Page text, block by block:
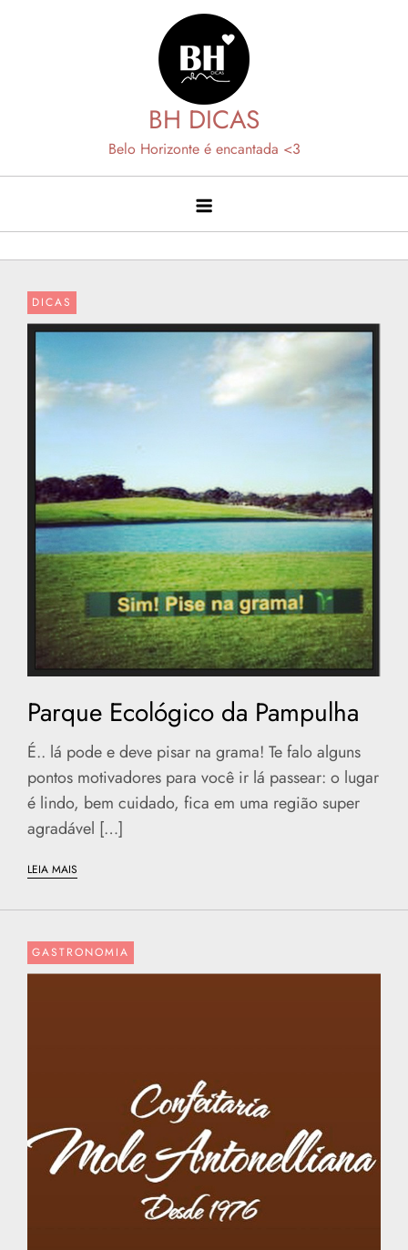
BH DICAS
Belo Horizonte é encantada <3
DICAS
Parque Ecológico da Pampulha
É.. lá pode e deve pisar na grama! Te falo alguns
pontos motivadores para você ir lá passear: o lugar
é lindo, bem cuidado, fica em uma região super
agradável […]
LEIA MAIS
GASTRONOMIA